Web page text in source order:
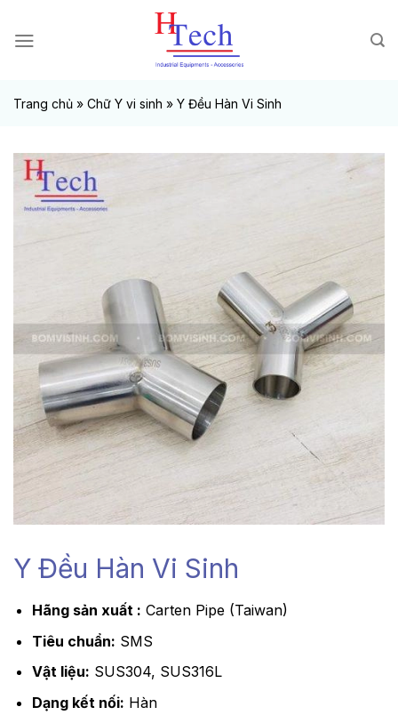
đến
Trang chủ » Chữ Y vi sinh » Y Đều Hàn Vi Sinh
Y Đều Hàn Vi Sinh
Hãng sản xuất : Carten Pipe (Taiwan)
Tiêu chuẩn: SMS
Vật liệu: SUS304, SUS316L
Dạng kết nối: Hàn